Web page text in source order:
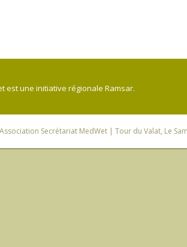
est une initiative régionale Ramsar.
Association Secrétariat MedWet | Tour du Valat, Le